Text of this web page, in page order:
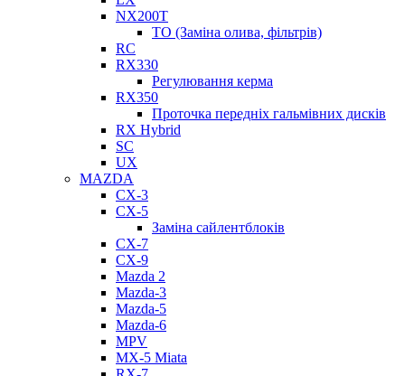
NX200T
ТО (Заміна олива, фільтрів)
RC
RX330
Регулювання керма
RX350
Проточка передніх гальмівних дисків
RX Hybrid
SC
UX
MAZDA
CX-3
CX-5
Заміна сайлентблоків
CX-7
CX-9
Mazda 2
Mazda-3
Mazda-5
Mazda-6
MPV
MX-5 Miata